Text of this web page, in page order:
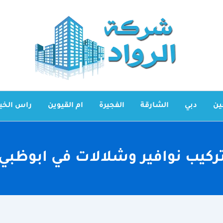
دبي الشارقة الفجيرة ام القيوين راس
نوافير وشلالات في